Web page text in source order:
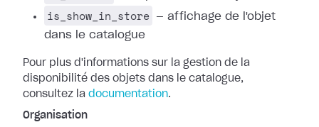
is_show_in_store
— affichage de l'objet
dans le catalogue
Pour plus d'informations sur la gestion de la
disponibilité des objets dans le catalogue,
consultez la documentation.
Organisation